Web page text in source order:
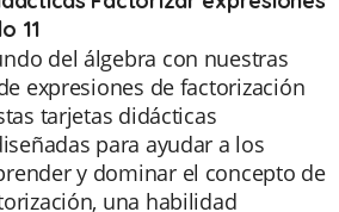
11
del álgebra con nuestras
expresiones de factorización
tarjetas didácticas
para ayudar a los
y dominar el concepto de
una habilidad